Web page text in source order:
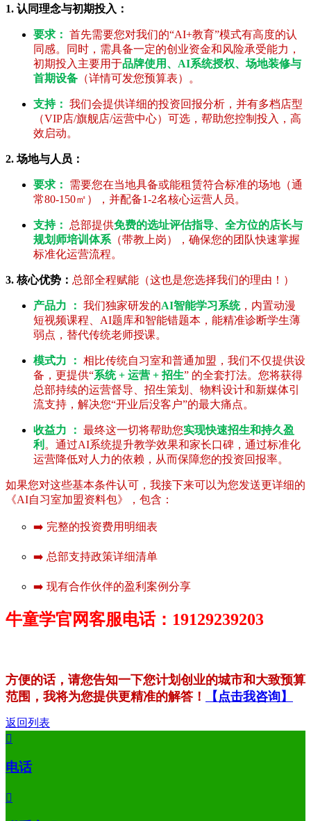
1. 认同理念与初期投入：
要求： 首先需要您对我们的“AI+教育”模式有高度的认
同感。同时，需具备一定的创业资金和风险承受能力，
初期投入主要用于品牌使用、AI系统授权、场地装修与
首期设备 （详情可发您预算表）。
支持： 我们会提供详细的投资回报分析，并有多档店型
（VIP店/旗舰店/运营中心）可选，帮助您控制投入，高
效启动。
2. 场地与人员：
要求：
需要您在当地具备或能租赁符合标准的场地（通
常80-150㎡），并配备1-2名核心运营人员。
支持： 总部提供免费的选址评估指导、全方位的店长与
规划师培训体系 （带教上岗），确保您的团队快速掌握
标准化运营流程。
3. 核心优势： 总部全程赋能（这也是您选择我们的理由！）
产品力 ： 我们独家研发的AI智能学习系统，内置动漫
短视频课程、AI题库和智能错题本，能精准诊断学生薄
弱点，替代传统老师授课。
模式力 ： 相比传统自习室和普通加盟，我们不仅提供设
备，更提供“系统 + 运营 + 招生” 的全套打法。您将获得
总部持续的运营督导、招生策划、物料设计和新媒体引
流支持，解决您“开业后没客户”的最大痛点。
收益力 ： 最终这一切将帮助您实现快速招生和持久盈
利 。通过AI系统提升教学效果和家长口碑，通过标准化
运营降低对人力的依赖，从而保障您的投资回报率。
如果您对这些基本条件认可，我接下来可以为您发送更详细的
《AI自习室加盟资料包》，包含：
➡️ 完整的投资费用明细表
➡️ 总部支持政策详细清单
➡️ 现有合作伙伴的盈利案例分享
牛童学官网客服电话：19129239203
方便的话，请您告知一下您计划创业的城市和大致预算
范围，我将为您提供更精准的解答！
【点击我咨询】
返回列表

电话
